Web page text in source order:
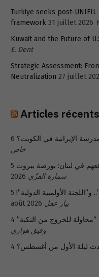
Türkiye seeks post-
framework 31 juillet 2026
Kuwait and the Future of
E. Dent
Strategic Assessment:
Neutralization 27 juillet
Articles
الإيرانية في الكويت؟
خاص
في لبنان: بورصة بيروت 5 août
2026 سمارة القزّي
و”اللجنة الأولمبية الدولية”! 5
août 2026 بيار عقل
للخروج من النكبة”
وفيق هواري
ليلة الأول من أغسطس؟